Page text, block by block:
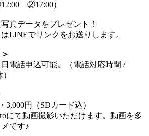
②17:00）
真データをプレゼント！
LINEでリンクをお送りします。
電話申込可能。（電話対応時間 /
3,000円（SDカード込）
にて動画撮影いただけます。動画を多
です♪